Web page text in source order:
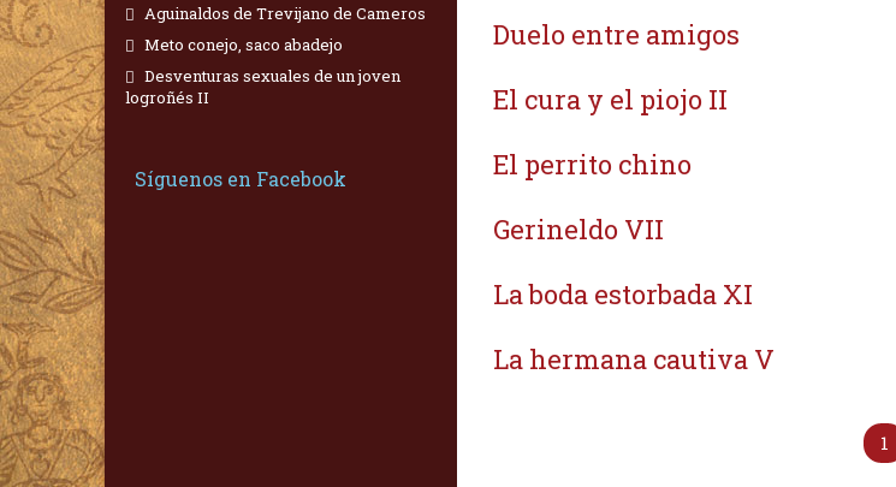
Aguinaldos de Trevijano de Cameros
Meto conejo, saco abadejo
Desventuras sexuales de un joven
logroñés II
Síguenos en Facebook
Duelo entre amigos
El cura y el piojo II
El perrito chino
Gerineldo VII
La boda estorbada XI
La hermana cautiva V
1